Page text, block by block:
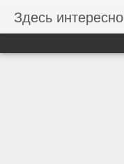
Здесь интересно